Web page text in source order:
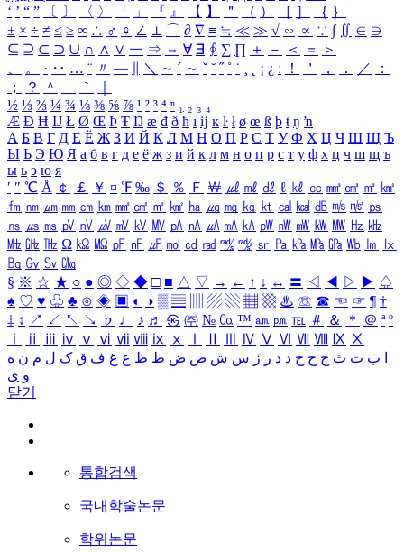
‘ ’ “ ” 〔 〕 〈 〉 「 」 『 』 【 】 ＂ （ ） ［ ］ ｛ ｝
± × ÷ ≠ ≤ ≥ ∞ ∴ ♂ ♀ ∠ ⊥ ⌒ ∂ ∇ ≡ ≒ ≪ ≫ √ ∽ ∝ ∵ ∫ ∬ ∈ ∋
⊆ ⊇ ⊂ ⊃ ∪ ∩ ∧ ∨ ￢ ⇒ ⇔ ∀ ∃ ∮ ∑ ∏ ＋ － ＜ ＝
＞
、
。 · ‥ … ¨ 〃 ― ＼ ∼ ´ ～ ˇ ˘ ˝ ˚ ˙ ¸ ¡ ¿ ː ！ ＇ ， ． ／
：
；
？ ＾ ｀
½ ⅓ ⅔ ¼ ¾ ⅛ ⅜ ⅝ ⅞ ¹ ² ³ ⁴ ⁿ ₁ ₂ ₃ ₄
Æ Ð Ħ Ĳ Ł Ø Œ Þ Ŧ Ŋ æ đ ð ħ ı ĳ ĸ ŀ ł ø œ ß þ ŧ ŋ ŉ
А Б В Г Д Е Ё Ж З И Й К Л М Н О П Р С Т У Ф Х Ц Ч Ш Щ Ъ
Ы Ь Э Ю Я а б в г д е ё ж з и й к л м н о п р с т у ф х ц ч ш щ ъ
ы ь э ю я
′ ″ ℃ Å ￠ ￡ ￥ ¤ ℉ ‰ ＄ ％ Ｆ ￦ ㎕ ㎖ ㎗ ℓ ㎘ ㏄ ㎣ ㎤ ㎥ ㎦
㎙ ㎚ ㎛ ㎜ ㎝ ㎞ ㎟ ㎠ ㎡ ㎢ ㏊ ㎍ ㎎ ㎏ ㏏ ㎈ ㎉ ㏈ ㎧ ㎨ ㎰
㎱ ㎲ ㎳ ㎴ ㎵ ㎶ ㎷ ㎸ ㎹ ㎀ ㎁ ㎂ ㎃ ㎄ ㎺ ㎻ ㎽ ㎾ ㎿ ㎐ ㎑
㎒ ㎓ ㎔ Ω ㏀ ㏁ ㎊ ㎋ ㎌ ㏖ ㏅ ㎭ ㎮ ㎯ ㏛ ㎩ ㎪ ㎫ ㎬ ㏝ ㏐
㏓
㏃ ㏉ ㏜ ㏆
§ ※ ☆ ★ ○ ● ◎ ◇ ◆ □ ■ △ ▽ → ← ↑ ↓ ↔ 〓 ◁ ◀ ▷ ▶ ♤
♠ ♡ ♥ ♧ ♣ ⊙ ◈ ▣ ◐ ◑ ▒ ▤ ▨ ▧ ▦ ▩ ♨ ☏ ☎ ☜ ☞ ¶ †
‡ ↕ ↗ ↙ ↖ ↘ ♭ ♩ ♪ ♬ ㉿ ㈜ № ㏇ ™ ㏂ ㏘ ℡ ＃ ＆ ＊ ＠ ª º
ⅰ
ⅱ ⅲ ⅳ ⅴ ⅵ ⅶ ⅷ ⅸ ⅹ Ⅳ Ⅴ Ⅵ Ⅶ Ⅷ Ⅸ Ⅹ
ب ت ث ج ح خ د ذ ر ز س ش ص ض ط ظ ع غ ف ق ک ل م ن ه
و ی
닫기
통합검색
국내학술논문
학위논문